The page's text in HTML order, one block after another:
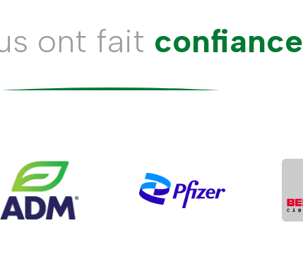
ont fait confiance